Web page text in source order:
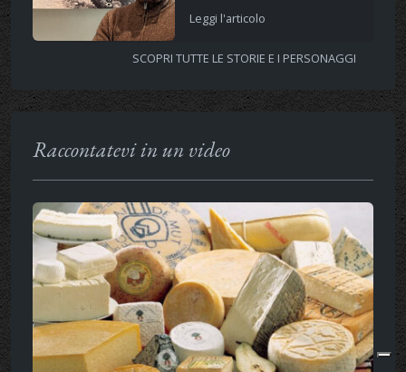
Leggi l'articolo
SCOPRI TUTTE LE STORIE E I PERSONAGGI
Raccontatevi in un video